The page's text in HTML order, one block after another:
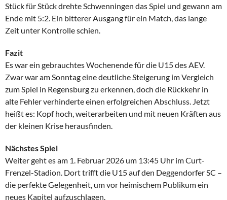
Stück für Stück drehte Schwenningen das Spiel und gewann am
Ende mit 5:2. Ein bitterer Ausgang für ein Match, das lange
Zeit unter Kontrolle schien.
Fazit
Es war ein gebrauchtes Wochenende für die U15 des AEV.
Zwar war am Sonntag eine deutliche Steigerung im Vergleich
zum Spiel in Regensburg zu erkennen, doch die Rückkehr in
alte Fehler verhinderte einen erfolgreichen Abschluss. Jetzt
heißt es: Kopf hoch, weiterarbeiten und mit neuen Kräften aus
der kleinen Krise herausfinden.
Nächstes Spiel
Weiter geht es am 1. Februar 2026 um 13:45 Uhr im Curt-
Frenzel-Stadion. Dort trifft die U15 auf den Deggendorfer SC –
die perfekte Gelegenheit, um vor heimischem Publikum ein
neues Kapitel aufzuschlagen.